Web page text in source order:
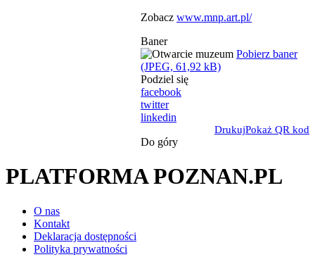
Zobacz www.mnp.art.pl/
Baner
Pobierz baner
(JPEG, 61,92 kB)
Podziel się
facebook
twitter
linkedin
DrukujPokaż QR kod
Do góry
PLATFORMA POZNAN.PL
O nas
Kontakt
Deklaracja dostępności
Polityka prywatności